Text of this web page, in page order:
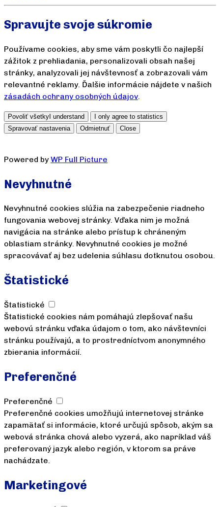
Spravujte svoje súkromie
Používame cookies, aby sme vám poskytli čo najlepší
zážitok z prehliadania, personalizovali obsah našej
stránky, analyzovali jej návštevnosť a zobrazovali vám
relevantné reklamy. Ďalšie informácie nájdete v našich
zásadách ochrany osobných údajov.
Povoliť všetkyI understand
I only agree to statistics
Spravovať nastavenia
Odmietnuť Close
Powered byWP Full Picture
Nevyhnutné
Nevyhnutné cookies slúžia na zabezpečenie riadneho
fungovania webovej stránky. Vďaka nim je možná
navigácia na stránke alebo prístup k chráneným
oblastiam stránky. Nevyhnutné cookies je možné
spracovávať aj bez udelenia súhlasu dotknutou osobou.
Štatistické
Štatistické
Štatistické cookies nám pomáhajú zlepšovať našu
webovú stránku vďaka údajom o tom, ako návštevníci
stránku používajú, a to prostredníctvom anonymného
zbierania informácií.
Preferenčné
Preferenčné
Preferenčné cookies umožňujú internetovej stránke
zapamätať si informácie, ktoré určujú spôsob, akým sa
webová stránka chová alebo vyzerá, ako napríklad váš
preferovaný jazyk alebo región, v ktorom sa práve
nachádzate.
Marketingové